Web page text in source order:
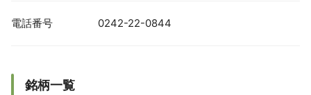
電話番号 0242-22-0844
銘柄一覧